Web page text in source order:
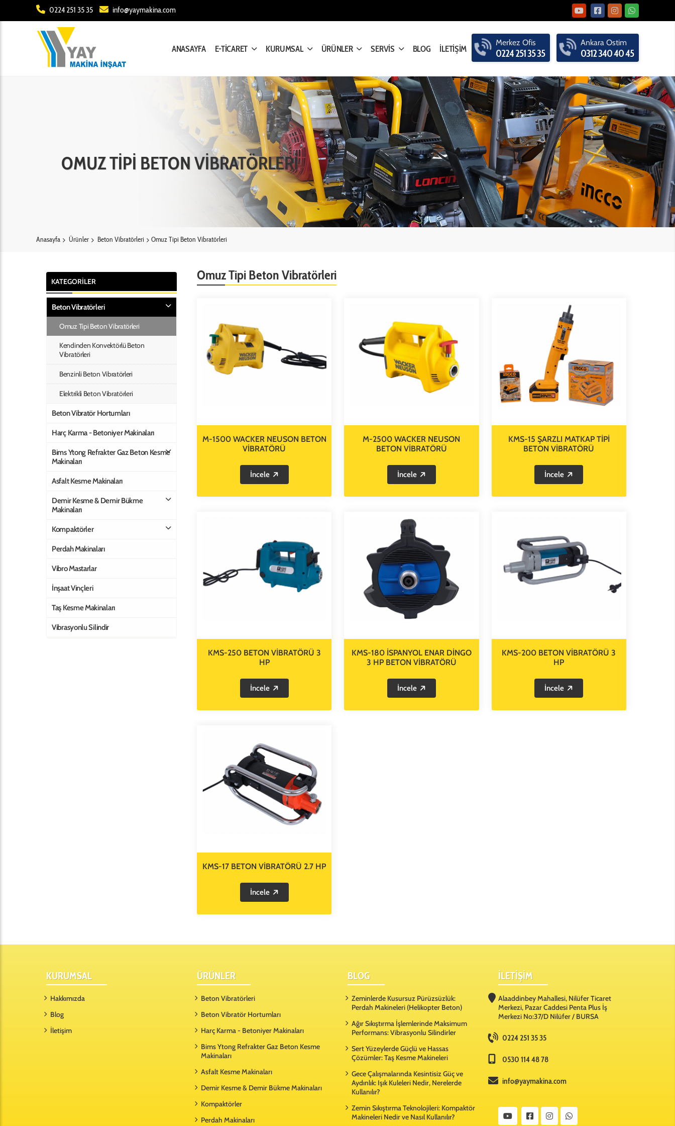
0224 251 35 35 info@yaymakina.com
ANASAYFA E-TİCARET KURUMSAL ÜRÜNLER SERVİS BLOG İLETİŞİM
Merkez Ofis
0224 251 35 35
Ankara Ostim
0312 340 40 45
OMUZ TİPİ BETON VİBRATÖRLERİ
Anasayfa Ürünler Beton Vibratörleri Omuz Tipi Beton Vibratörleri
KATEGORİLER
Beton Vibratörleri
Omuz Tipi Beton Vibratörleri
Kendinden Konvektörlü Beton
Vibratörleri
Benzinli Beton Vibratörleri
Elektrikli Beton Vibratörleri
Beton Vibratör Hortumları
Harç Karma - Betoniyer Makinaları
Bims Ytong Refrakter Gaz Beton Kesme
Makinaları
Asfalt Kesme Makinaları
Demir Kesme & Demir Bükme
Makinaları
Kompaktörler
Perdah Makinaları
Vibro Mastarlar
İnşaat Vinçleri
Taş Kesme Makinaları
Vibrasyonlu Silindir
Omuz Tipi Beton Vibratörleri
M-1500 WACKER NEUSON BETON
VİBRATÖRÜ
İncele
M-2500 WACKER NEUSON
BETON VİBRATÖRÜ
İncele
KMS-15 ŞARZLI MATKAP TİPİ
BETON VİBRATÖRÜ
İncele
KMS-250 BETON VİBRATÖRÜ 3
HP
İncele
KMS-180 İSPANYOL ENAR DİNGO
3 HP BETON VİBRATÖRÜ
İncele
KMS-200 BETON VİBRATÖRÜ 3
HP
İncele
KMS-17 BETON VİBRATÖRÜ 2.7 HP
İncele
KURUMSAL
Hakkımızda
Blog
İletişim
ÜRÜNLER
Beton Vibratörleri
Beton Vibratör Hortumları
Harç Karma - Betoniyer Makinaları
Bims Ytong Refrakter Gaz Beton Kesme
Makinaları
Asfalt Kesme Makinaları
Demir Kesme & Demir Bükme Makinaları
Kompaktörler
Perdah Makinaları
BLOG
Zeminlerde Kusursuz Pürüzsüzlük:
Perdah Makineleri (Helikopter Beton)
Ağır Sıkıştırma İşlemlerinde Maksimum
Performans: Vibrasyonlu Silindirler
Sert Yüzeylerde Güçlü ve Hassas
Çözümler: Taş Kesme Makineleri
Gece Çalışmalarında Kesintisiz Güç ve
Aydınlık: Işık Kuleleri Nedir, Nerelerde
Kullanılır?
Zemin Sıkıştırma Teknolojileri: Kompaktör
Makineleri Nedir ve Nasıl Kullanılır?
İLETİŞİM
Alaaddinbey Mahallesi, Nilüfer Ticaret
Merkezi, Pazar Caddesi Penta Plus İş
Merkezi No:37/D Nilüfer / BURSA
0224 251 35 35
0530 114 48 78
info@yaymakina.com